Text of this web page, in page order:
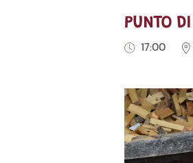
PUNTO
17:00